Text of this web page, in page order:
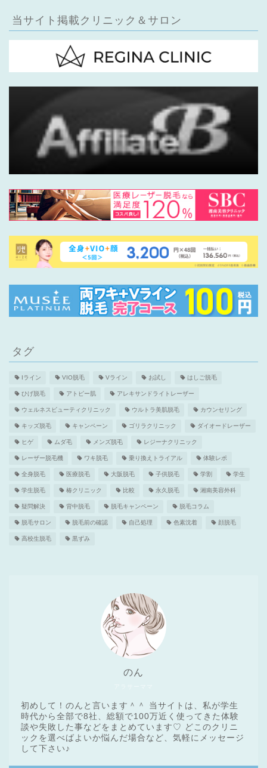
当サイト掲載クリニック＆サロン
タグ
Iライン VIO脱毛 Vライン お試し はしご脱毛
ひげ脱毛 アトピー肌 アレキサンドライトレーザー
ウェルネスビューティクリニック ウルトラ美肌脱毛 カウンセリング
キッズ脱毛 キャンペーン ゴリラクリニック ダイオードレーザー
ヒゲ ムダ毛 メンズ脱毛 レジーナクリニック
レーザー脱毛機 ワキ脱毛 乗り換えトライアル 体験レポ
全身脱毛 医療脱毛 大阪脱毛 子供脱毛 学割 学生
学生脱毛 椿クリニック 比較 永久脱毛 湘南美容外科
疑問解決 背中脱毛 脱毛キャンペーン 脱毛コラム
脱毛サロン 脱毛前の確認 自己処理 色素沈着 顔脱毛
高校生脱毛 黒ずみ
のん
初めして！のんと言います＾＾ 当サイトは、私が学生
時代から全部で8社、総額で100万近く使ってきた体験
談や失敗した事などをまとめています♡ どこのクリニ
ックを選べばよいか悩んだ場合など、気軽にメッセージ
して下さい♪